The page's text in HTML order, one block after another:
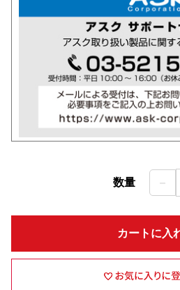
数量 －
カートに入